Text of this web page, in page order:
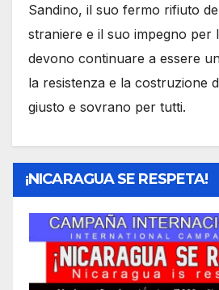
Sandino, il suo fermo rifiuto
straniere e il suo impegno per
devono continuare a essere
la resistenza e la costruzione
giusto e sovrano per tutti.
¡NICARAGUA SE RESPETA!